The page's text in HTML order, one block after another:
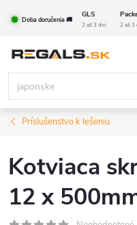
Doba doručenia 🚚
GLS
2 až 3 dni 2 až 3
Príslušenstvo k lešeniu
Kotviaca
12 x